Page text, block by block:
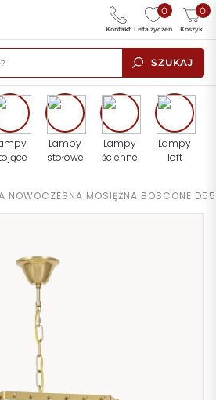
SZUKAJ
0
Lista życzeń
0
Koszyk
Kontakt
Lampy
stołowe
Lampy
ścienne
Lampy
loft
NOWOCZESNA MOSIĘŻNA BOSCONE D55